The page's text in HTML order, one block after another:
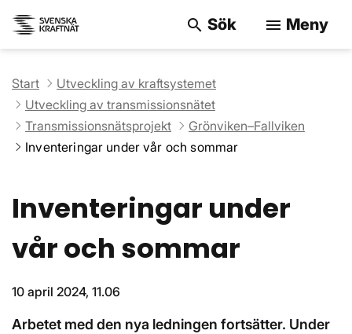
search Sök menu Meny
Start
Utveckling av kraftsystemet
Utveckling av transmissionsnätet
Transmissionsnätsprojekt
Grönviken–Fallviken
Inventeringar under vår och sommar
Inventeringar under
vår och sommar
10 april 2024, 11.06
Arbetet med den nya ledningen fortsätter. Under